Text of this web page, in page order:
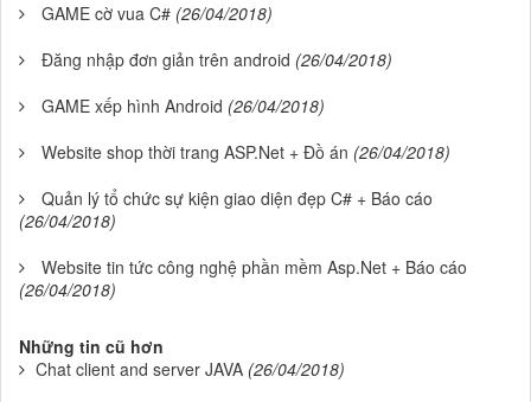
GAME cờ vua C# (26/04/2018)
Đăng nhập đơn giản trên android (26/04/2018)
GAME xếp hình Android (26/04/2018)
Website shop thời trang ASP.Net + Đồ án (26/04/2018)
Quản lý tổ chức sự kiện giao diện đẹp C# + Báo cáo
(26/04/2018)
Website tin tức công nghệ phần mềm Asp.Net + Báo cáo
(26/04/2018)
Những tin cũ hơn
Chat client and server JAVA (26/04/2018)